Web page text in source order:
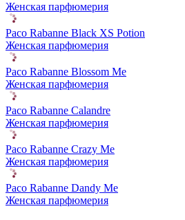
Женская парфюмерия
Paco Rabanne Black XS Potion
Женская парфюмерия
Paco Rabanne Blossom Me
Женская парфюмерия
Paco Rabanne Calandre
Женская парфюмерия
Paco Rabanne Crazy Me
Женская парфюмерия
Paco Rabanne Dandy Me
Женская парфюмерия